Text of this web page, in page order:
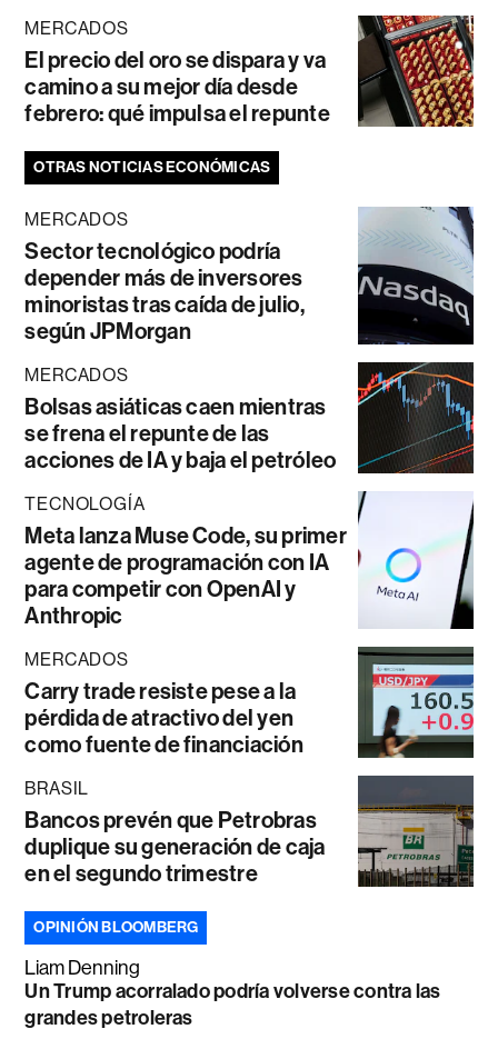
MERCADOS
El precio del oro se dispara y va
camino a su mejor día desde
febrero: qué impulsa el repunte
OTRAS NOTICIAS ECONÓMICAS
MERCADOS
Sector tecnológico podría
depender más de inversores
minoristas tras caída de julio,
según JPMorgan
MERCADOS
Bolsas asiáticas caen mientras
se frena el repunte de las
acciones de IA y baja el petróleo
TECNOLOGÍA
Meta lanza Muse Code, su primer
agente de programación con IA
para competir con OpenAI y
Anthropic
MERCADOS
Carry trade resiste pese a la
pérdida de atractivo del yen
como fuente de financiación
BRASIL
Bancos prevén que Petrobras
duplique su generación de caja
en el segundo trimestre
OPINIÓN BLOOMBERG
Liam Denning
Un Trump acorralado podría volverse contra las
grandes petroleras